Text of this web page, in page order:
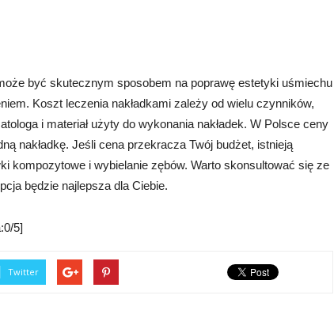
być skutecznym sposobem na poprawę estetyki uśmiechu
Koszt leczenia nakładkami zależy od wielu czynników,
i materiał użyty do wykonania nakładek. W Polsce ceny
nakładkę. Jeśli cena przekracza Twój budżet, istnieją
kompozytowe i wybielanie zębów. Warto skonsultować się ze
będzie najlepsza dla Ciebie.
5]
Twitter